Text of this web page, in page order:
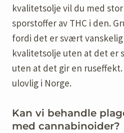
kvalitetsolje vil du med
sporstoffer av THC i den.
fordi det er svært vanskelig
kvalitetsolje uten at det er
uten at det gir en ruseffekt.
ulovlig i Norge.
Kan vi behandle
med cannabinoider?